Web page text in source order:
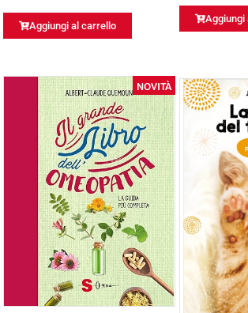
Aggiungi al carrello
Aggiungi
NOVITÀ